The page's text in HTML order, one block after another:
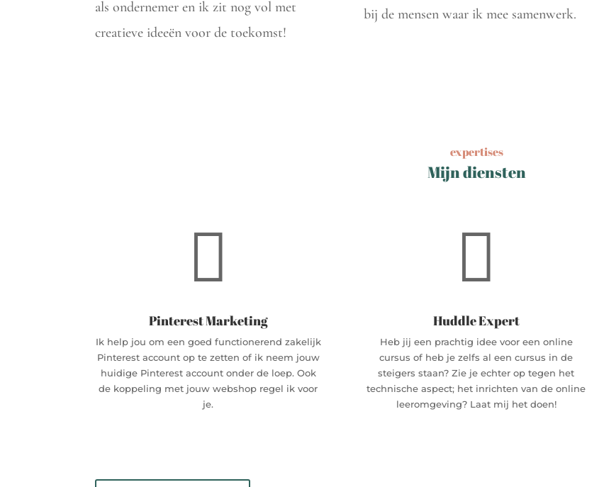
als ondernemer en ik zit nog vol met
creatieve ideeën voor de toekomst!
bij de mensen waar ik mee samenwerk.
expertises
Mijn diensten

Pinterest Marketing
Ik help jou om een goed functionerend zakelijk
Pinterest account op te zetten of ik neem jouw
huidige Pinterest account onder de loep. Ook
de koppeling met jouw webshop regel ik voor
je.

Huddle Expert
Heb jij een prachtig idee voor een online
cursus of heb je zelfs al een cursus in de
steigers staan? Zie je echter op tegen het
technische aspect; het inrichten van de online
leeromgeving? Laat mij het doen!